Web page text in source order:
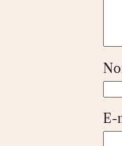
E-